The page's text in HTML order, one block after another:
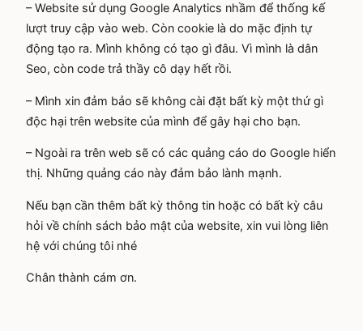
– Website sử dụng Google Analytics nhầm để thống kế
lượt truy cập vào web. Còn cookie là do mặc định tự
động tạo ra. Mình không có tạo gì đâu. Vì mình là dân
Seo, còn code trả thầy cô dạy hết rồi.
– Mình xin đảm bảo sẽ không cài đặt bất kỳ một thứ gì
độc hại trên website của mình để gây hại cho bạn.
– Ngoài ra trên web sẽ có các quảng cáo do Google hiển
thị. Những quảng cáo này đảm bảo lành mạnh.
Nếu bạn cần thêm bất kỳ thông tin hoặc có bất kỳ câu
hỏi về chính sách bảo mật của website, xin vui lòng liên
hệ với chúng tôi nhé
Chân thành cám ơn.